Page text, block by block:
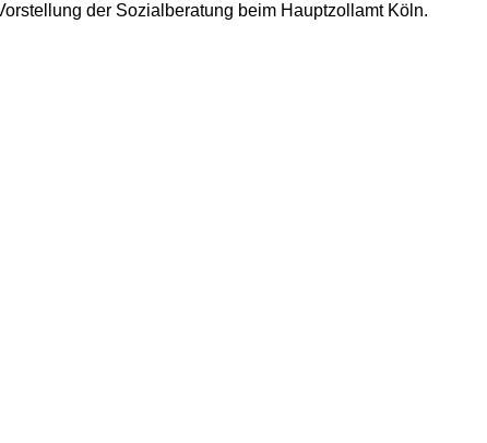
der Sozialberatung beim Hauptzollamt Köln.